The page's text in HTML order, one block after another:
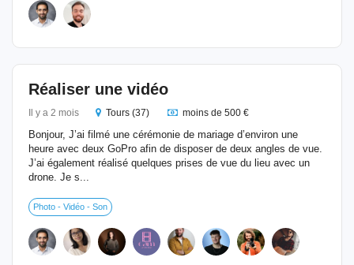
Réaliser une vidéo
Il y a 2 mois Tours (37) moins de 500 €
Bonjour, J’ai filmé une cérémonie de mariage d’environ une
heure avec deux GoPro afin de disposer de deux angles de vue.
J’ai également réalisé quelques prises de vue du lieu avec un
drone. Je s...
Photo - Vidéo - Son